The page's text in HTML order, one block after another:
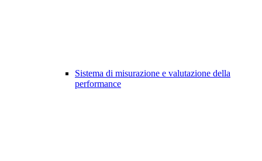
Sistema di misurazione e valutazione della
performance